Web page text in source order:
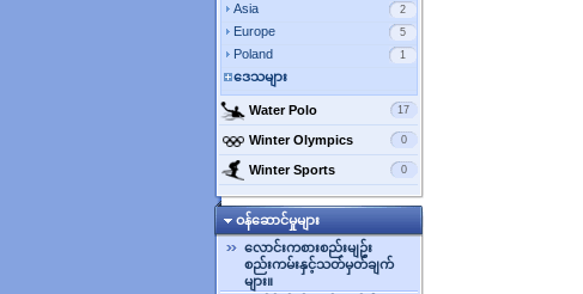
Asia 2
Europe 5
Poland 1
ဒေသများ
‌Water Polo 17
‌Winter Olympics 0
‌Winter Sports 0
ဝန်ဆောင်မှုများ
လောင်းကစားစည်းမျဥ်း
စည်းကမ်းနှင့်သတ်မှတ်ချက်
များ။